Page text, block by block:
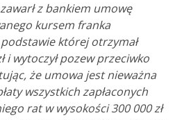
z bankiem umowę
kursem franka
której otrzymał
i wytoczył pozew przeciwko
że umowa jest nieważna
wszystkich zapłaconych
rat w wysokości 300 000 zł